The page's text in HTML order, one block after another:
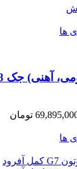
ها
تومان
ها